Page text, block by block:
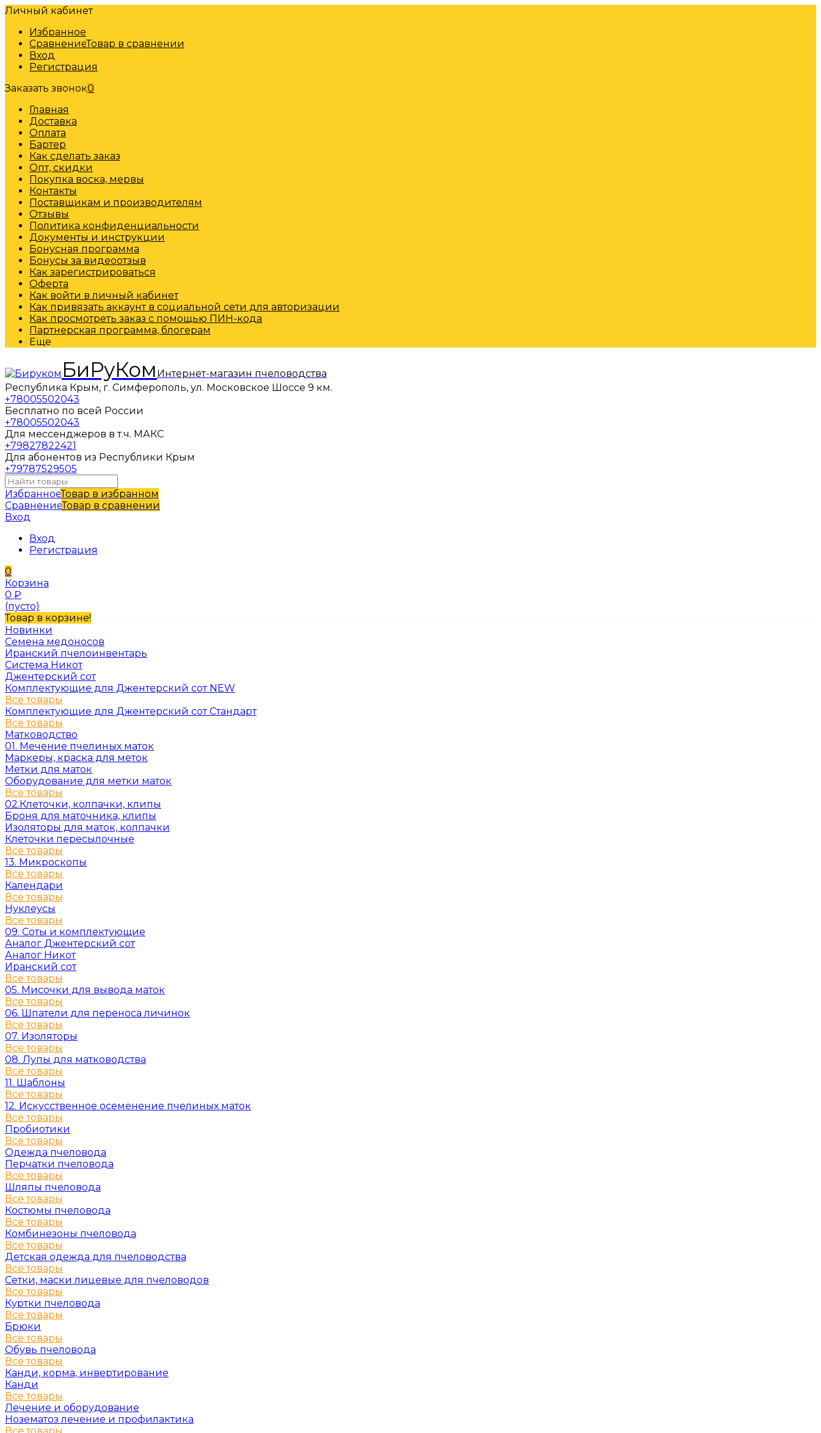
Личный кабинет
Избранное
СравнениеТовар в сравнении
Вход
Регистрация
Заказать звонок0
Главная
Доставка
Оплата
Бартер
Как сделать заказ
Опт, скидки
Покупка воска, мервы
Контакты
Поставщикам и производителям
Отзывы
Политика конфиденциальности
Документы и инструкции
Бонусная программа
Бонусы за видеоотзыв
Как зарегистрироваться
Оферта
Как войти в личный кабинет
Как привязать аккаунт в социальной сети для авторизации
Как просмотреть заказ с помощью ПИН-кода
Партнерская программа, блогерам
Еще
БиРуКом Интернет-магазин пчеловодства
Республика Крым, г. Симферополь, ул. Московское Шоссе 9 км.
+78005502043
Бесплатно по всей России
+78005502043
Для мессенджеров в т.ч. МАКС
+79827822421
Для абонентов из Республики Крым
+79787529505
ИзбранноеТовар в избранном
СравнениеТовар в сравнении
Вход
Вход
Регистрация
0
Корзина
0 ₽
(пусто)
Товар в корзине!
Новинки
Семена медоносов
Иранский пчелоинвентарь
Система Никот
Джентерский сот
Комплектующие для Джентерский сот NEW
Все товары
Комплектующие для Джентерский сот Стандарт
Все товары
Матководство
01. Мечение пчелиных маток
Маркеры, краска для меток
Метки для маток
Оборудование для метки маток
Все товары
02.Клеточки, колпачки, клипы
Броня для маточника, клипы
Изоляторы для маток, колпачки
Клеточки пересылочные
Все товары
13. Микроскопы
Все товары
Календари
Все товары
Нуклеусы
Все товары
09. Соты и комплектующие
Аналог Джентерский сот
Аналог Никот
Иранский сот
Все товары
05. Мисочки для вывода маток
Все товары
06. Шпатели для переноса личинок
Все товары
07. Изоляторы
Все товары
08. Лупы для матководства
Все товары
11. Шаблоны
Все товары
12. Искусственное осеменение пчелиных маток
Все товары
Пробиотики
Все товары
Одежда пчеловода
Перчатки пчеловода
Все товары
Шляпы пчеловода
Все товары
Костюмы пчеловода
Все товары
Комбинезоны пчеловода
Все товары
Детская одежда для пчеловодства
Все товары
Сетки, маски лицевые для пчеловодов
Все товары
Куртки пчеловода
Все товары
Брюки
Все товары
Обувь пчеловода
Все товары
Канди, корма, инвертирование
Канди
Все товары
Лечение и оборудование
Нозематоз лечение и профилактика